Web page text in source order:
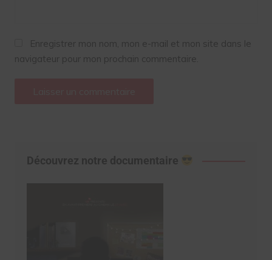
Enregistrer mon nom, mon e-mail et mon site dans le
navigateur pour mon prochain commentaire.
Découvrez notre documentaire